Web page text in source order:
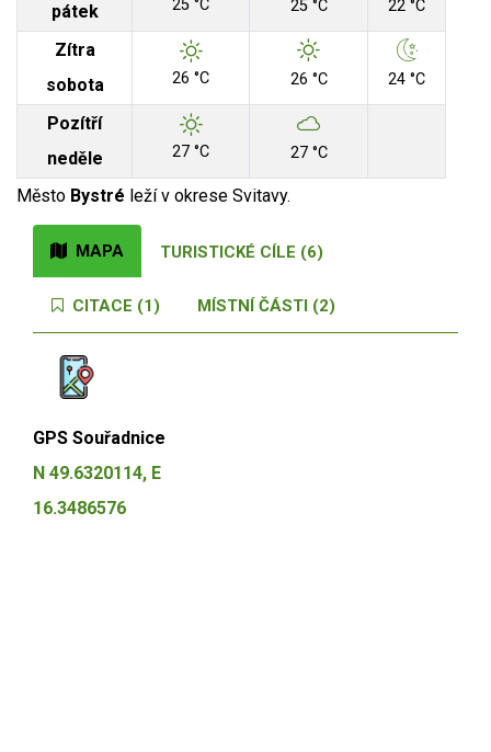
pátek
25 °C 25 °C 22 °C
Zítra
sobota
26 °C 26 °C 24 °C
Pozítří
neděle
27 °C 27 °C
Město Bystré leží v okrese Svitavy.
MAPA TURISTICKÉ CÍLE (6)
CITACE (1) MÍSTNÍ ČÁSTI (2)
GPS Souřadnice
N 49.6320114, E
16.3486576